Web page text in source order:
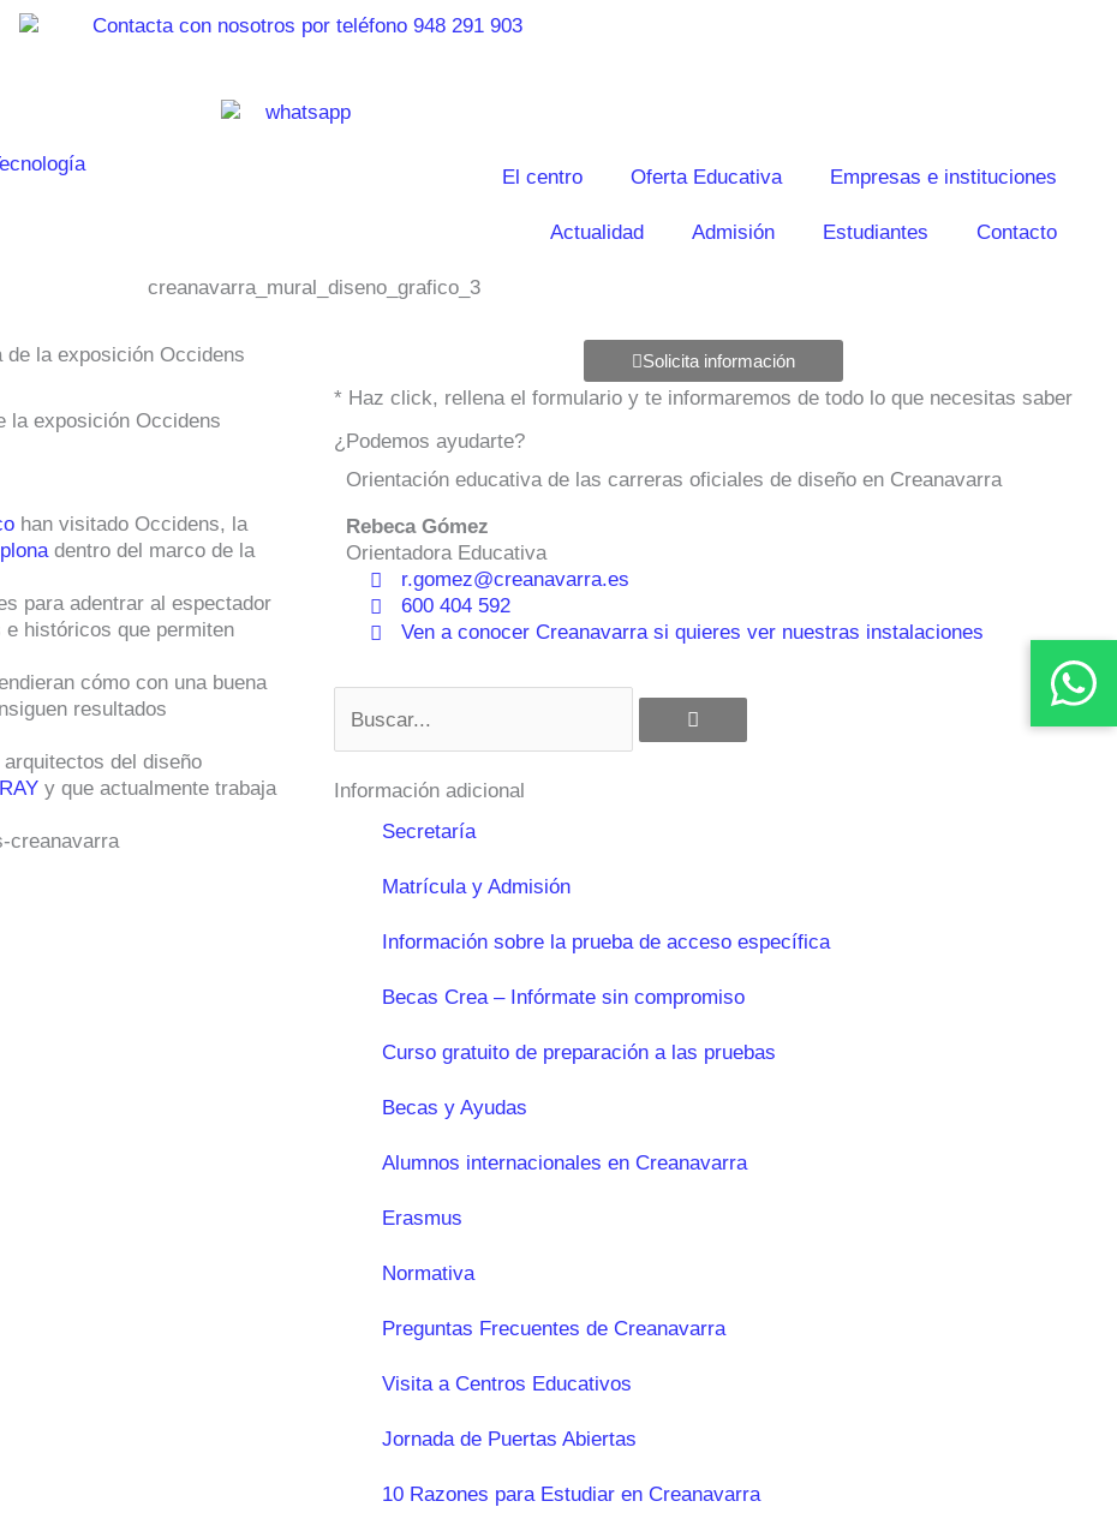
El centro Oferta Educativa Empresas e instituciones
Actualidad Admisión Estudiantes Contacto
de la exposición Occidens
la exposición Occidens
han visitado Occidens, la
dentro del marco de la
para adentrar al espectador
históricos que permiten
cómo con una buena
resultados
del diseño
y que actualmente trabaja
Solicita información
* Haz click, rellena el formulario y te informaremos de todo lo que necesitas saber
¿Podemos ayudarte?
Orientación educativa de las carreras oficiales de diseño en Creanavarra
Rebeca Gómez
Orientadora Educativa
r.gomez@creanavarra.es
600 404 592
Ven a conocer Creanavarra si quieres ver nuestras instalaciones
Información adicional
Secretaría
Matrícula y Admisión
Información sobre la prueba de acceso específica
Becas Crea – Infórmate sin compromiso
Curso gratuito de preparación a las pruebas
Becas y Ayudas
Alumnos internacionales en Creanavarra
Erasmus
Normativa
Preguntas Frecuentes de Creanavarra
Visita a Centros Educativos
Jornada de Puertas Abiertas
10 Razones para Estudiar en Creanavarra